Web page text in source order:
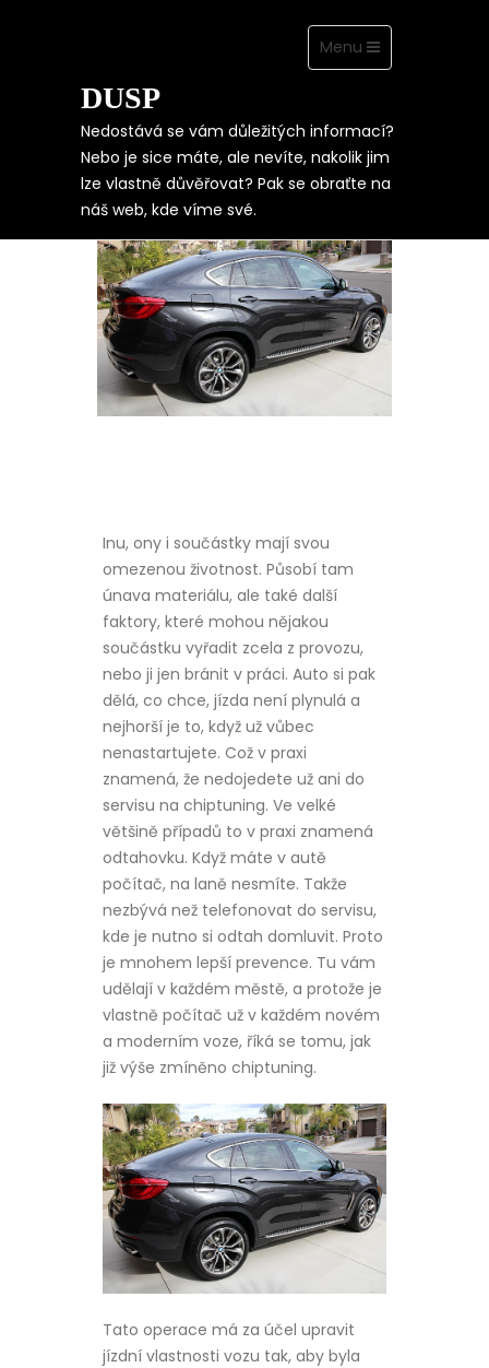
Toggle
navigation
Menu
DUSP
Nedostává se vám důležitých informací?
Nebo je sice máte, ale nevíte, nakolik jim
lze vlastně důvěřovat? Pak se obraťte na
náš web, kde víme své.
POROUCHANÝ VŮZ
Inu, ony i součástky mají svou
omezenou životnost. Působí tam
únava materiálu, ale také další
faktory, které mohou nějakou
součástku vyřadit zcela z provozu,
nebo ji jen bránit v práci. Auto si pak
dělá, co chce, jízda není plynulá a
nejhorší je to, když už vůbec
nenastartujete. Což v praxi
znamená, že nedojedete už ani do
servisu na chiptuning. Ve velké
většině případů to v praxi znamená
odtahovku. Když máte v autě
počítač, na laně nesmíte. Takže
nezbývá než telefonovat do servisu,
kde je nutno si odtah domluvit. Proto
je mnohem lepší prevence. Tu vám
udělají v každém městě, a protože je
vlastně počítač už v každém novém
a moderním voze, říká se tomu, jak
již výše zmíněno chiptuning.
Tato operace má za účel upravit
jízdní vlastnosti vozu tak, aby byla